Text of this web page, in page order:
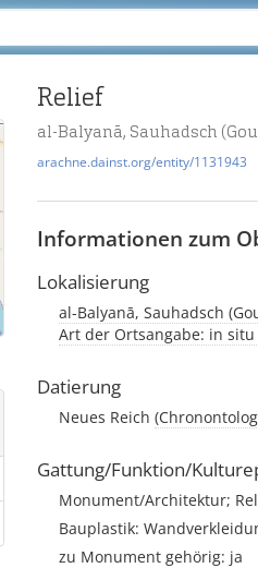
Relief
al-Balyanā, Sauhadsch
arachne.dainst.org/entity/1131943
Informationen zum
Lokalisierung
al-Balyanā, Sauhadsch
Art der Ortsangabe: in situ
Datierung
Neues Reich
Gattung/Funktion/
Monument/Architektur;
Bauplastik:
zu Monument gehörig: ja